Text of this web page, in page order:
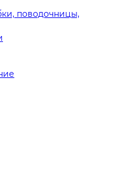
поводочницы,